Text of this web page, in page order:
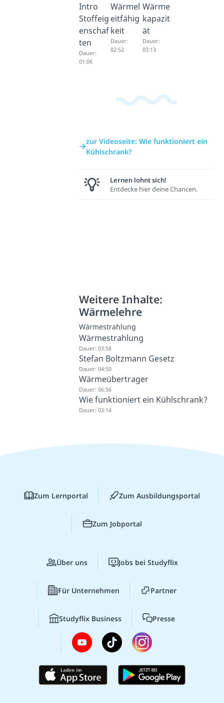
Intro
Stoffeig
enschaf
ten
Dauer:
01:06
Wärmel
eitfähig
keit
Dauer:
02:52
Wärme
kapazit
ät
Dauer:
03:13
zur Videoseite: Wie funktioniert ein
Kühlschrank?
Lernen lohnt sich!
Entdecke hier deine Chancen.
Weitere Inhalte:
Wärmelehre
Wärmestrahlung
Wärmestrahlung
Dauer: 03:58
Stefan Boltzmann Gesetz
Dauer: 04:50
Wärmeübertrager
Dauer: 06:56
Wie funktioniert ein Kühlschrank?
Dauer: 03:14
Zum Lernportal Zum Ausbildungsportal
Zum Jobportal
Über uns Jobs bei Studyflix
Für Unternehmen Partner
Studyflix Business Presse